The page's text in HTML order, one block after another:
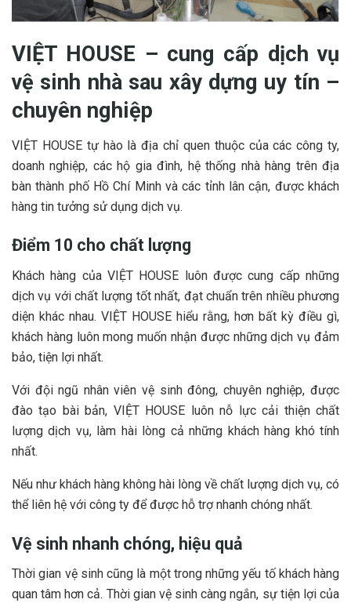
VIỆT HOUSE – cung cấp dịch vụ
vệ sinh nhà sau xây dựng uy tín –
chuyên nghiệp
VIỆT HOUSE tự hào là địa chỉ quen thuộc của các công ty,
doanh nghiệp, các hộ gia đình, hệ thống nhà hàng trên địa
bàn thành phố Hồ Chí Minh và các tỉnh lân cận, được khách
hàng tin tưởng sử dụng dịch vụ.
Điểm 10 cho chất lượng
Khách hàng của VIỆT HOUSE luôn được cung cấp những
dịch vụ với chất lượng tốt nhất, đạt chuẩn trên nhiều phương
diện khác nhau. VIỆT HOUSE hiểu rằng, hơn bất kỳ điều gì,
khách hàng luôn mong muốn nhận được những dịch vụ đảm
bảo, tiện lợi nhất.
Với đội ngũ nhân viên vệ sinh đông, chuyên nghiệp, được
đào tạo bài bản, VIỆT HOUSE luôn nỗ lực cải thiện chất
lượng dịch vụ, làm hài lòng cả những khách hàng khó tính
nhất.
Nếu như khách hàng không hài lòng về chất lượng dịch vụ, có
thể liên hệ với công ty để được hỗ trợ nhanh chóng nhất.
Vệ sinh nhanh chóng, hiệu quả
Thời gian vệ sinh cũng là một trong những yếu tố khách hàng
quan tâm hơn cả. Thời gian vệ sinh càng ngắn, sự tiện lợi của